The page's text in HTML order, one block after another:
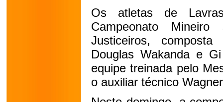
Os atletas de
Campeonato
Justiceiros,
Douglas Wakanda e
equipe treinada pelo
o auxiliar técnico